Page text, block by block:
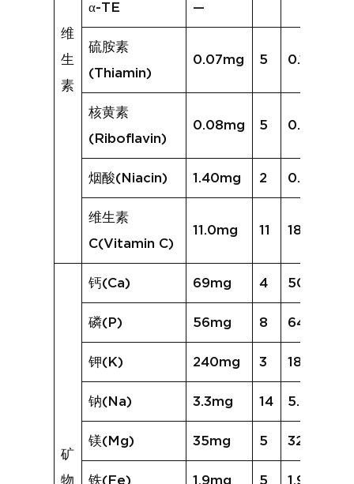
维
生
素
α-TE —
硫胺素
(Thiamin)
0.07mg 5 0.10mg
核黄素
(Riboflavin)
0.08mg 5 0.08mg
烟酸(Niacin) 1.40mg 2 0.95mg
维生素
C(Vitamin C)
11.0mg 11 18.1mg
矿
物
钙(Ca) 69mg 4 50mg
磷(P) 56mg 8 64mg
钾(K) 240mg 3 188mg
钠(Na) 3.3mg 14 5.8mg
镁(Mg) 35mg 5 32mg
铁(Fe) 1.9mg 5 1.9mg